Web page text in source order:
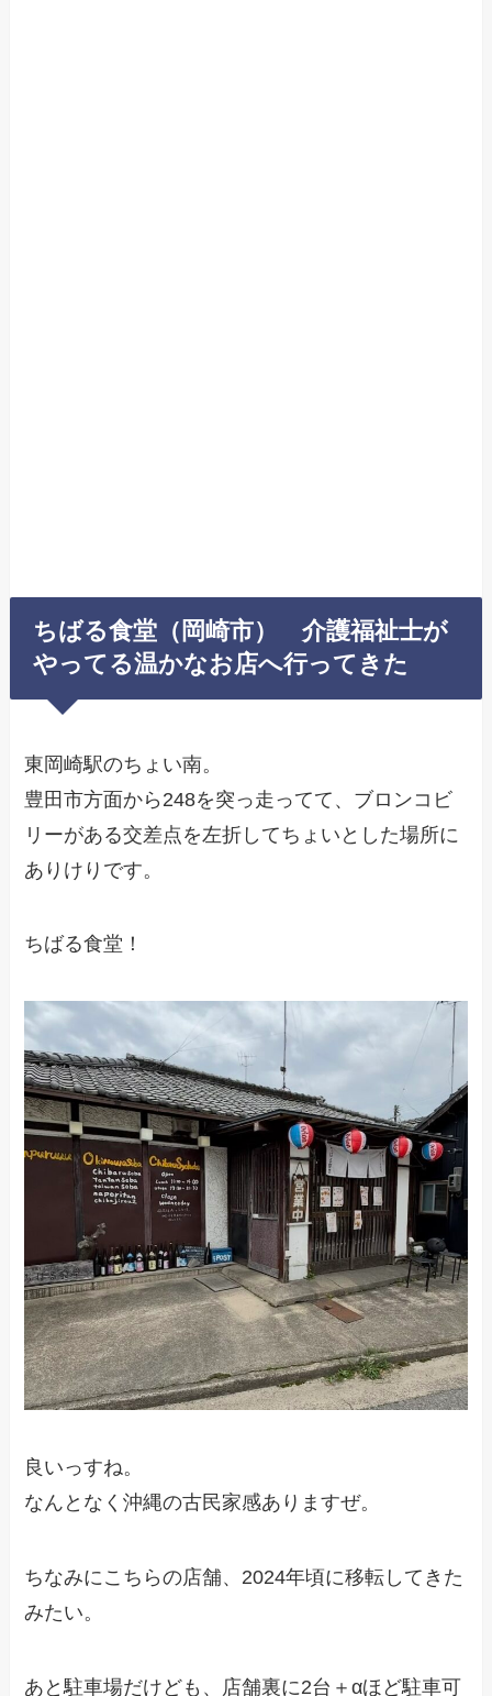
ちばる食堂（岡崎市） 介護福祉士が
やってる温かなお店へ行ってきた
東岡崎駅のちょい南。
豊田市方面から248を突っ走ってて、ブロンコビ
リーがある交差点を左折してちょいとした場所に
ありけりです。
ちばる食堂！
良いっすね。
なんとなく沖縄の古民家感ありますぜ。
ちなみにこちらの店舗、2024年頃に移転してきた
みたい。
あと駐車場だけども、店舗裏に2台＋αほど駐車可